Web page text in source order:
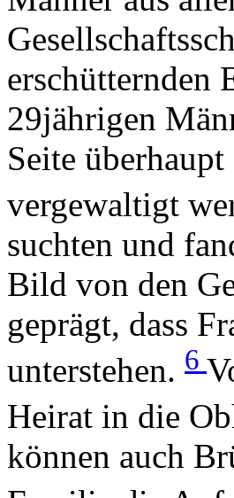
erschütternden
29jährigen
Seite
vergewaltigt
suchten und
Bild von den
geprägt, dass
unterstehen. 6
Heirat in die
können auch